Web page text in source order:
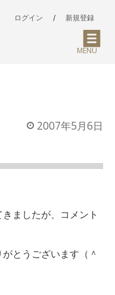
ログイン / 新規登録
MENU
2007年5月6日
ましたが、コメント
とうございます（＾